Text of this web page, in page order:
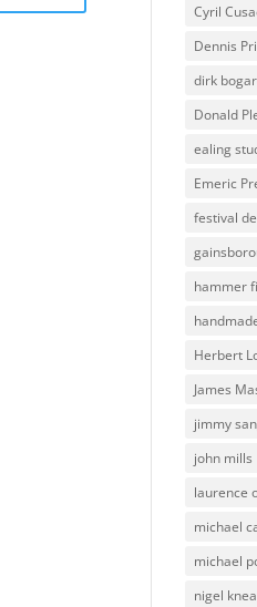
Cyril
Dennis
dirk
Donald
ealing
Emeric
festival
hammer
Herbert
James
jimmy
john mills
laurence
michael
michael
nigel